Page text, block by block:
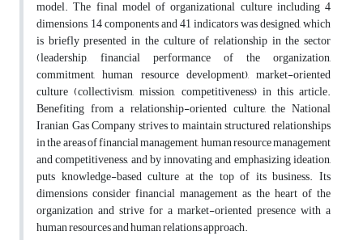
model. The final model of organizational culture including 4
dimensions, 14 components and 41 indicators was designed, which
is briefly presented in the culture of relationship in the sector
(leadership, financial performance of the organization,
commitment, human resource development), market-oriented
culture (collectivism, mission, competitiveness) in this article.
Benefiting from a relationship-oriented culture, the National
Iranian Gas Company strives to maintain structured relationships
in the areas of financial management, human resource management
and competitiveness, and by innovating and emphasizing ideation,
puts knowledge-based culture at the top of its business. Its
dimensions consider financial management as the heart of the
organization and strive for a market-oriented presence with a
human resources and human relations approach.